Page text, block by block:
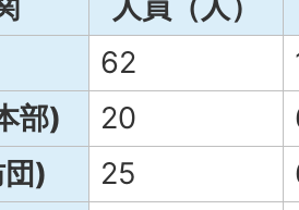
人員（人）
62
部)
20
)
25